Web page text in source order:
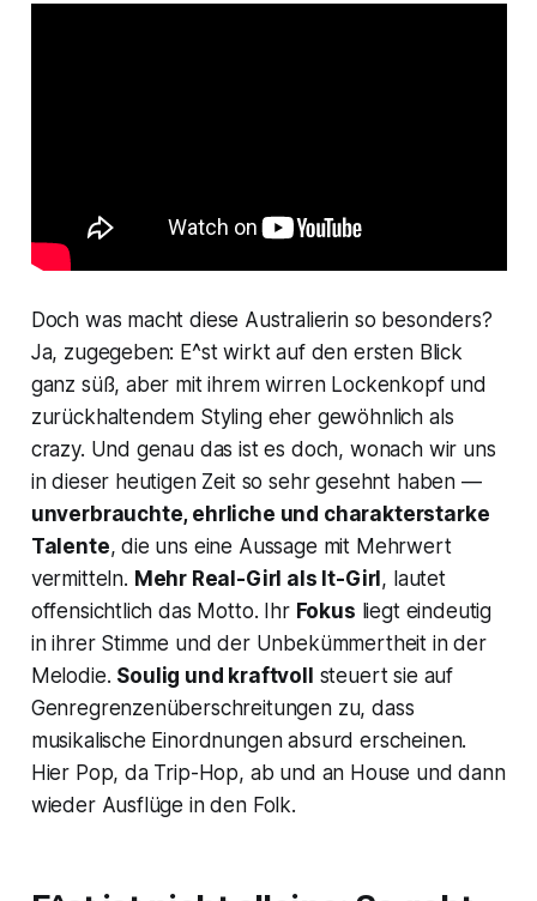
Doch was macht diese Australierin so besonders?
Ja, zugegeben: E^st wirkt auf den ersten Blick
ganz süß, aber mit ihrem wirren Lockenkopf und
zurückhaltendem Styling eher gewöhnlich als
crazy. Und genau das ist es doch, wonach wir uns
in dieser heutigen Zeit so sehr gesehnt haben —
unverbrauchte, ehrliche und charakterstarke
Talente, die uns eine Aussage mit Mehrwert
vermitteln. Mehr Real-Girl als It-Girl, lautet
offensichtlich das Motto. Ihr Fokus liegt eindeutig
in ihrer Stimme und der Unbekümmertheit in der
Melodie. Soulig und kraftvoll steuert sie auf
Genregrenzenüberschreitungen zu, dass
musikalische Einordnungen absurd erscheinen.
Hier Pop, da Trip-Hop, ab und an House und dann
wieder Ausflüge in den Folk.